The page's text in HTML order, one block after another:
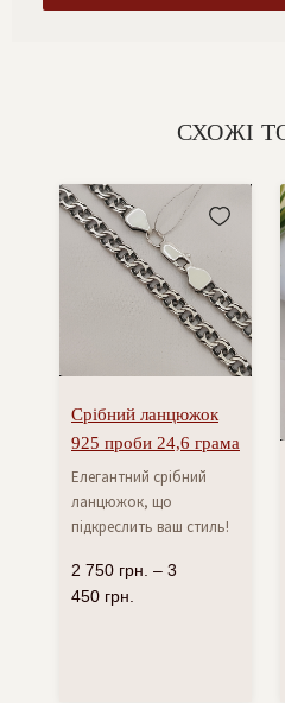
СХОЖІ
Срібний ланцюжок
925 проби 24,6 грама
Елегантний срібний
ланцюжок, що
підкреслить ваш стиль!
2 750 грн. – 3
450 грн.